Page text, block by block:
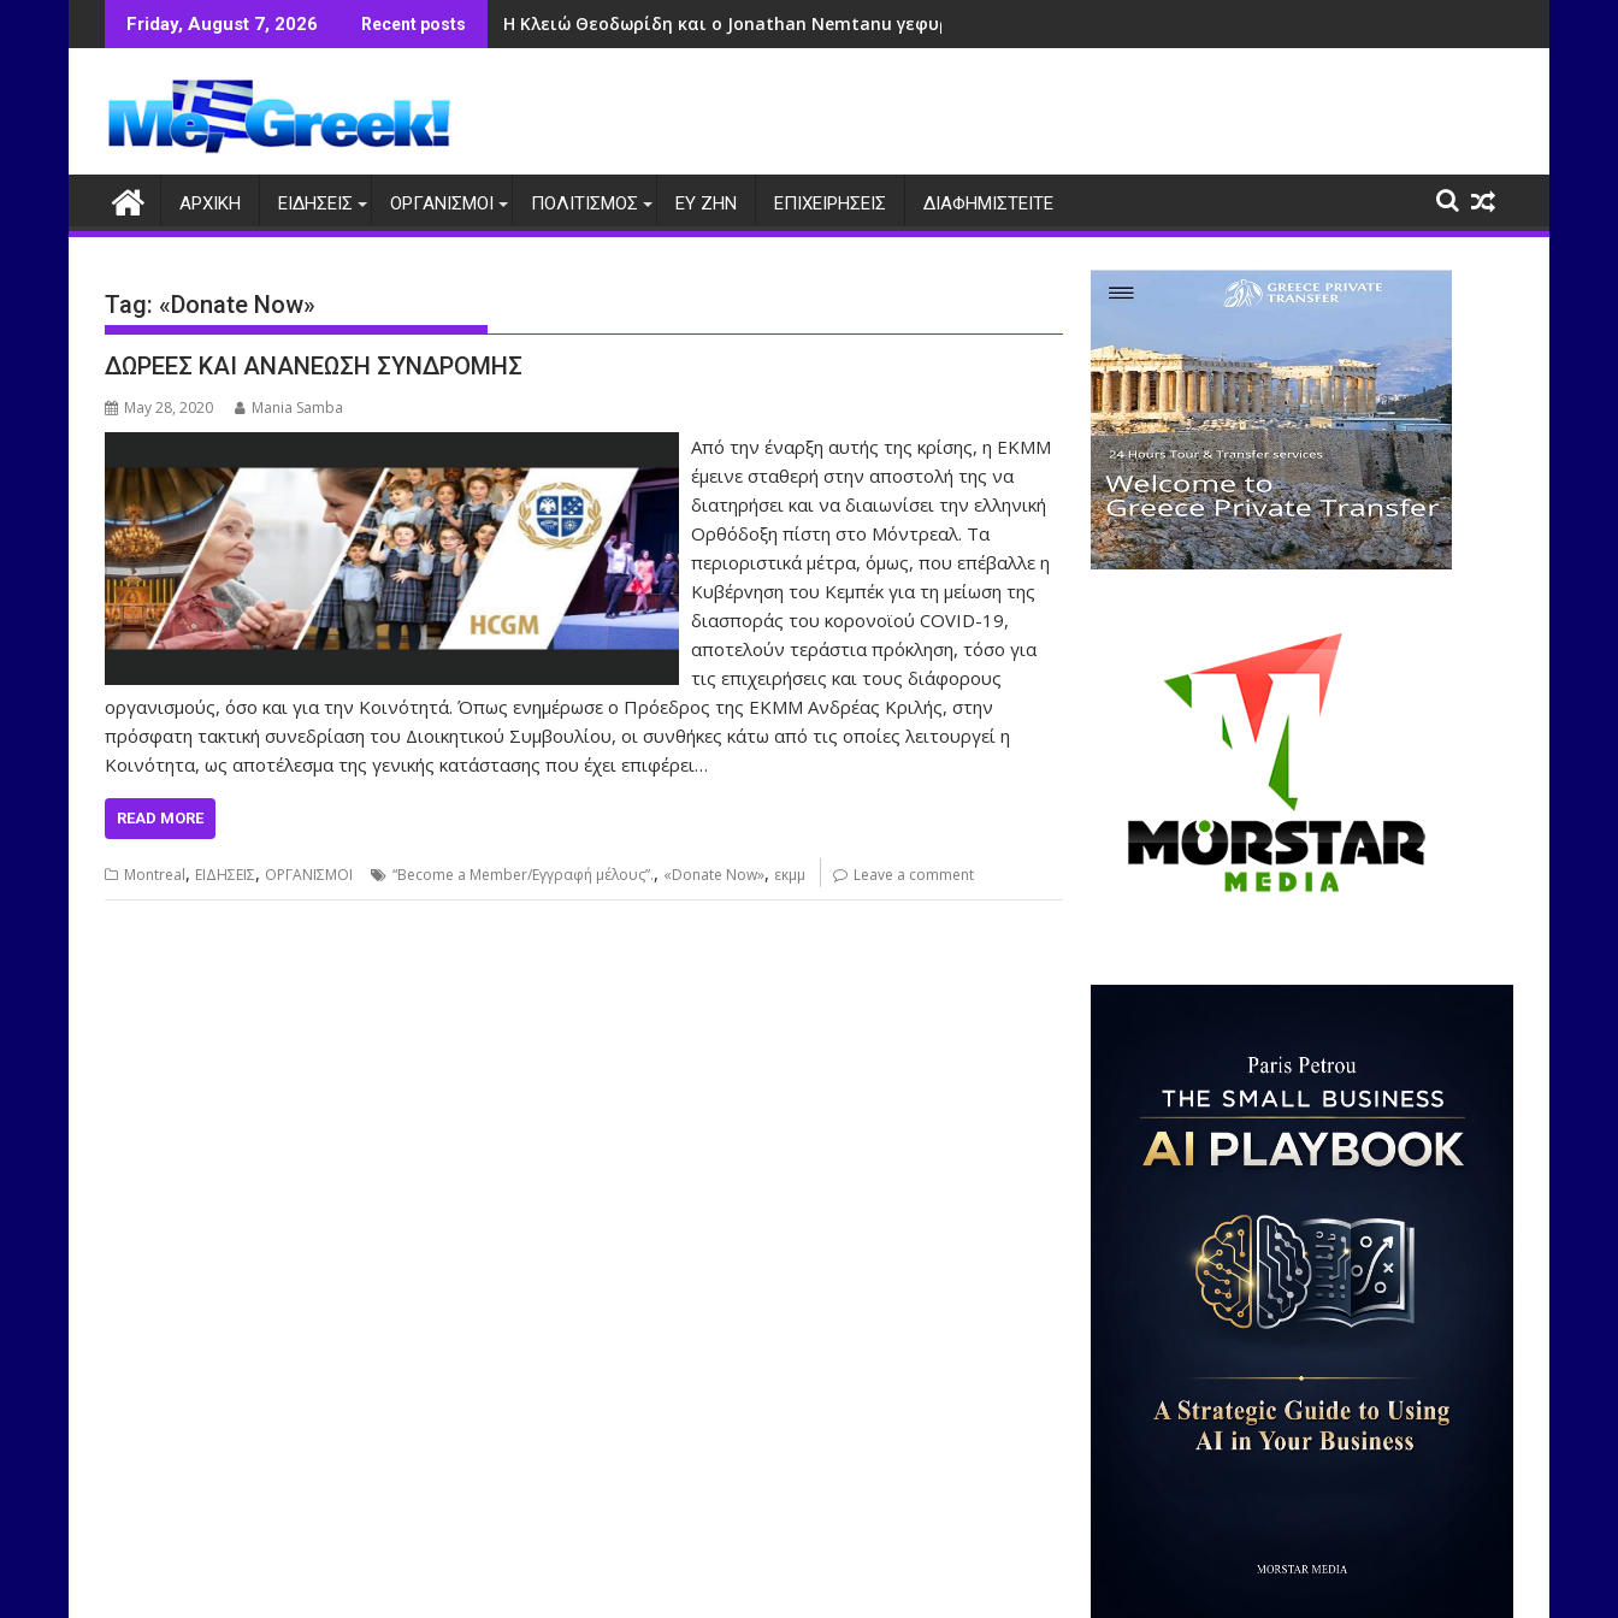
to
Friday, August 7, 2026 Recent posts Η Κλειώ Θεοδωρίδη και ο Jonathan Nemtanu γεφυρώνουν πολιτισμούς μέσα από τη μουσική
ΑΡΧΙΚΗ ΕΙΔΗΣΕΙΣ ΟΡΓΑΝΙΣΜΟΙ ΠΟΛΙΤΙΣΜΟΣ ΕΥ ΖΗΝ ΕΠΙΧΕΙΡΗΣΕΙΣ ΔΙΑΦΗΜΙΣΤΕΙΤΕ
Tag: «Donate Now»
ΔΩΡΕΕΣ ΚΑΙ ΑΝΑΝΕΩΣΗ ΣΥΝΔΡΟΜΗΣ
May 28, 2020 Mania Samba
Από την έναρξη αυτής της κρίσης, η ΕΚΜΜ
έμεινε σταθερή στην αποστολή της να
διατηρήσει και να διαιωνίσει την ελληνική
Ορθόδοξη πίστη στο Μόντρεαλ. Τα
περιοριστικά μέτρα, όμως, που επέβαλλε η
Κυβέρvηση του Κεμπέκ για τη μείωση της
διασποράς του κορονοϊού COVID-19,
αποτελούν τεράστια πρόκληση, τόσο για
τις επιχειρήσεις και τους διάφορους
οργανισμούς, όσο και για την Κοινότητά. Όπως ενημέρωσε ο Πρόεδρος της ΕΚΜΜ Ανδρέας Κριλής, στην
πρόσφατη τακτική συνεδρίαση του Διοικητικού Συμβουλίου, οι συνθήκες κάτω από τις οποίες λειτουργεί η
Κοινότητα, ως αποτέλεσμα της γενικής κατάστασης που έχει επιφέρει…
READ MORE
Montreal, ΕΙΔΗΣΕΙΣ, ΟΡΓΑΝΙΣΜΟΙ “Become a Member/Εγγραφή μέλους”., «Donate Now», εκμμ Leave a comment